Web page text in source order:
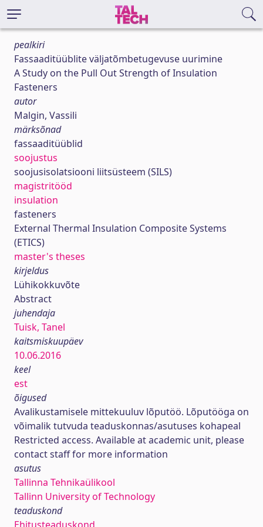
pealkiri
Fassaaditüüblite väljatõmbetugevuse uurimine
A Study on the Pull Out Strength of Insulation
Fasteners
autor
Malgin, Vassili
märksõnad
fassaaditüüblid
soojustus
soojusisolatsiooni liitsüsteem (SILS)
magistritööd
insulation
fasteners
External Thermal Insulation Composite Systems
(ETICS)
master's theses
kirjeldus
Lühikokkuvõte
Abstract
juhendaja
Tuisk, Tanel
kaitsmiskuupäev
10.06.2016
keel
est
õigused
Avalikustamisele mittekuuluv lõputöö. Lõputööga on
võimalik tutvuda teaduskonnas/asutuses kohapeal
Restricted access. Available at academic unit, please
contact staff for more information
asutus
Tallinna Tehnikaülikool
Tallinn University of Technology
teaduskond